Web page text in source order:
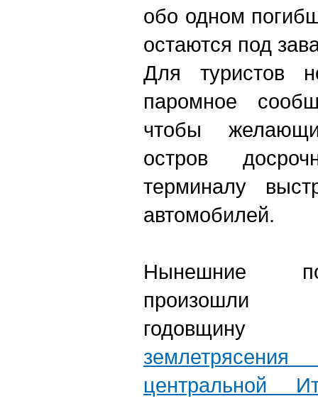
обо одном
остаются под
Для туристов
паромное
чтобы
остров
терминалу
автомобилей.
Нынешние
центральной